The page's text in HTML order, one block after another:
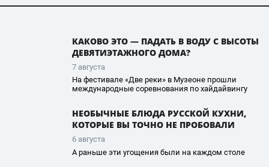
КАКОВО ЭТО — ПАДАТЬ В ВОДУ С ВЫСОТЫ
ДЕВЯТИЭТАЖНОГО ДОМА?
7 августа
На фестивале «Две реки» в Музеоне прошли
международные соревнования по хайдайвингу
НЕОБЫЧНЫЕ БЛЮДА РУССКОЙ КУХНИ,
КОТОРЫЕ ВЫ ТОЧНО НЕ ПРОБОВАЛИ
6 августа
А раньше эти угощения были на каждом столе